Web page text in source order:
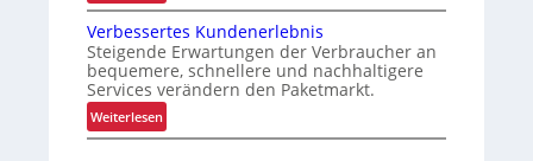
t
u
n
d
e
i
t
z
e
O
p
t
i
m
i
e
Verbessertes Kundenerlebnis
Steigende Erwartungen der Verbraucher an
bequemere, schnellere und nachhaltigere
Services verändern den Paketmarkt.
Weiterlesen:
V